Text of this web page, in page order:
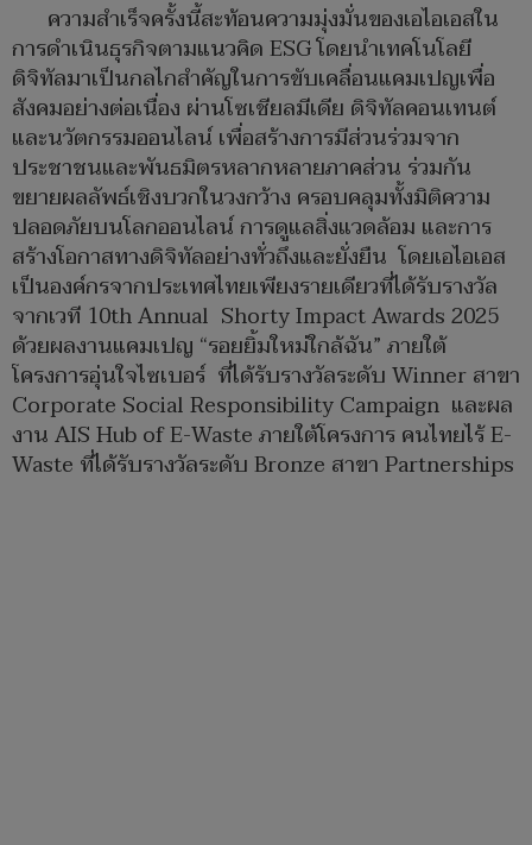
ความสำเร็จครั้งนี้สะท้อนความมุ่งมั่นของเอไอเอสใน
การดำเนินธุรกิจตามแนวคิด ESG โดยนำเทคโนโลยี
ดิจิทัลมาเป็นกลไกสำคัญในการขับเคลื่อนแคมเปญเพื่อ
สังคมอย่างต่อเนื่อง ผ่านโซเชียลมีเดีย ดิจิทัลคอนเทนต์
และนวัตกรรมออนไลน์ เพื่อสร้างการมีส่วนร่วมจาก
ประชาชนและพันธมิตรหลากหลายภาคส่วน ร่วมกัน
ขยายผลลัพธ์เชิงบวกในวงกว้าง ครอบคลุมทั้งมิติความ
ปลอดภัยบนโลกออนไลน์ การดูแลสิ่งแวดล้อม และการ
สร้างโอกาสทางดิจิทัลอย่างทั่วถึงและยั่งยืน โดยเอไอเอส
เป็นองค์กรจากประเทศไทยเพียงรายเดียวที่ได้รับรางวัล
จากเวที 10th Annual Shorty Impact Awards 2025
ด้วยผลงานแคมเปญ “รอยยิ้มใหม่ใกล้ฉัน” ภายใต้
โครงการอุ่นใจไซเบอร์ ที่ได้รับรางวัลระดับ Winner สาขา
Corporate Social Responsibility Campaign และผล
งาน AIS Hub of E-Waste ภายใต้โครงการ คนไทยไร้ E-
Waste ที่ได้รับรางวัลระดับ Bronze สาขา Partnerships